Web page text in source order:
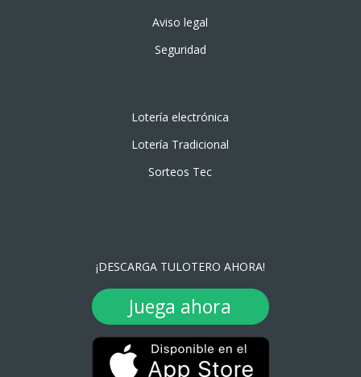
Aviso legal
Seguridad
Lotería electrónica
Lotería Tradicional
Sorteos Tec
¡DESCARGA TULOTERO AHORA!
Juega ahora